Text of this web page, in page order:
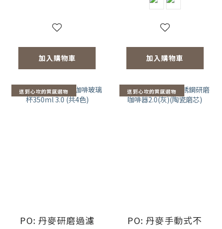
加入購物車 加入購物車
送到心坎的質感選物
PO: 丹麥研磨過濾
送到心坎的質感選物
PO: 丹麥手動式不